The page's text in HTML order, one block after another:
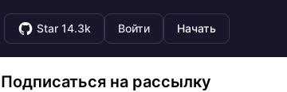
Star 14.3k Войти Начать
Подписаться на рассылку